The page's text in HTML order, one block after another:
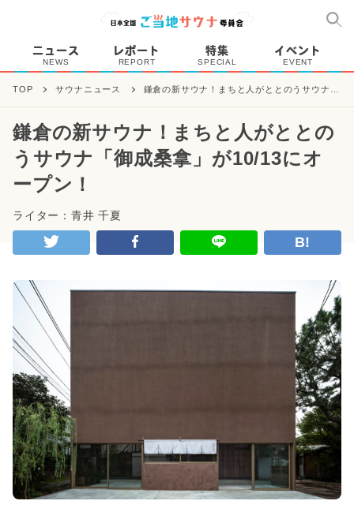
ニュース
NEWS
レポート
REPORT
特集
SPECIAL
イベント
EVENT
TOP サウナニュース
鎌倉の新サウナ！まちと人がととのうサウナ
鎌倉の新サウナ！まちと人がととの
うサウナ「御成桑拿」が10/13にオ
ープン！
ライター：青井 千夏
B!